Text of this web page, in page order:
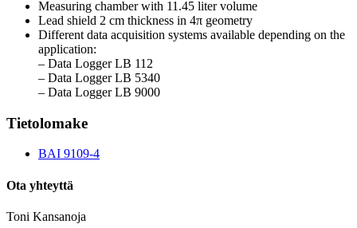
Measuring chamber with 11.45 liter volume
Lead shield 2 cm thickness in 4π geometry
Different data acquisition systems available depending on the
application:
– Data Logger LB 112
– Data Logger LB 5340
– Data Logger LB 9000
Tietolomake
BAI 9109-4
Ota yhteyttä
Toni Kansanoja